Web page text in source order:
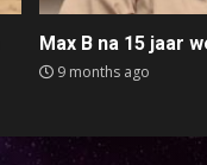
Max B na 15 jaar
9 months ago